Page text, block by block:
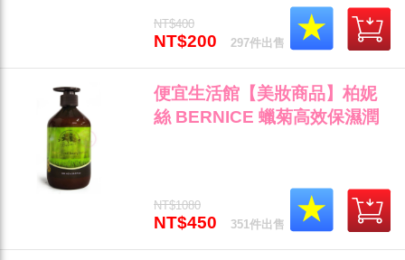
NT$400
NT$200 297件出售
便宜生活館【美妝商品】柏妮
絲 BERNICE 蠟菊高效保濕潤
NT$1080
NT$450 351件出售